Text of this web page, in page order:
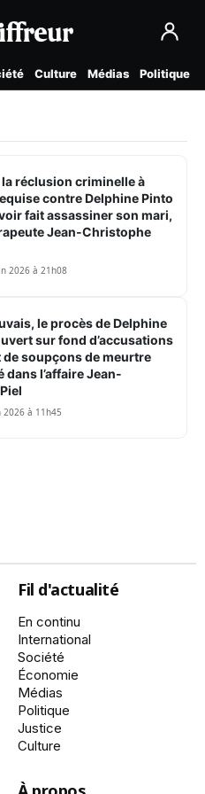
Culture Médias Politique
la réclusion criminelle à
contre Delphine Pinto
fait assassiner son mari,
Jean-Christophe
2026 à 21h08
le procès de Delphine
sur fond d’accusations
de soupçons de meurtre
dans l’affaire Jean-
à 11h45
Fil d'actualité
En continu
International
Société
Économie
Médias
Politique
Justice
Culture